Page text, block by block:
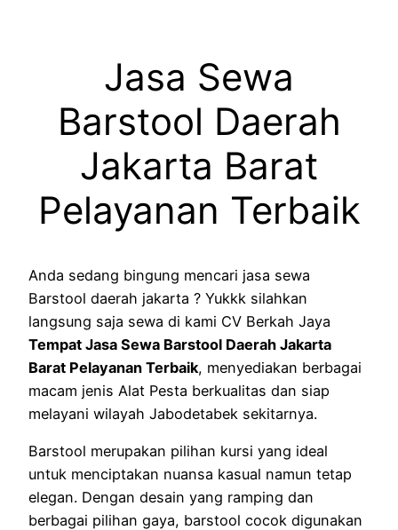
Jasa Sewa
Barstool Daerah
Jakarta Barat
Pelayanan Terbaik
Anda sedang bingung mencari jasa sewa
Barstool daerah jakarta ? Yukkk silahkan
langsung saja sewa di kami CV Berkah Jaya
Tempat Jasa Sewa Barstool Daerah Jakarta
Barat Pelayanan Terbaik, menyediakan berbagai
macam jenis Alat Pesta berkualitas dan siap
melayani wilayah Jabodetabek sekitarnya.
Barstool merupakan pilihan kursi yang ideal
untuk menciptakan nuansa kasual namun tetap
elegan. Dengan desain yang ramping dan
berbagai pilihan gaya, barstool cocok digunakan